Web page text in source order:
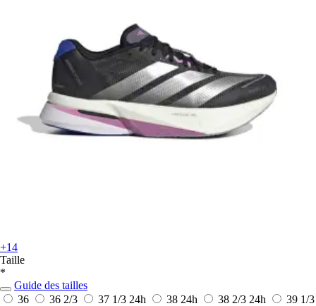
+14
Taille
*
Guide des tailles
36
36 2/3 37 1/3 24h 38 24h 38 2/3 24h
39 1/3